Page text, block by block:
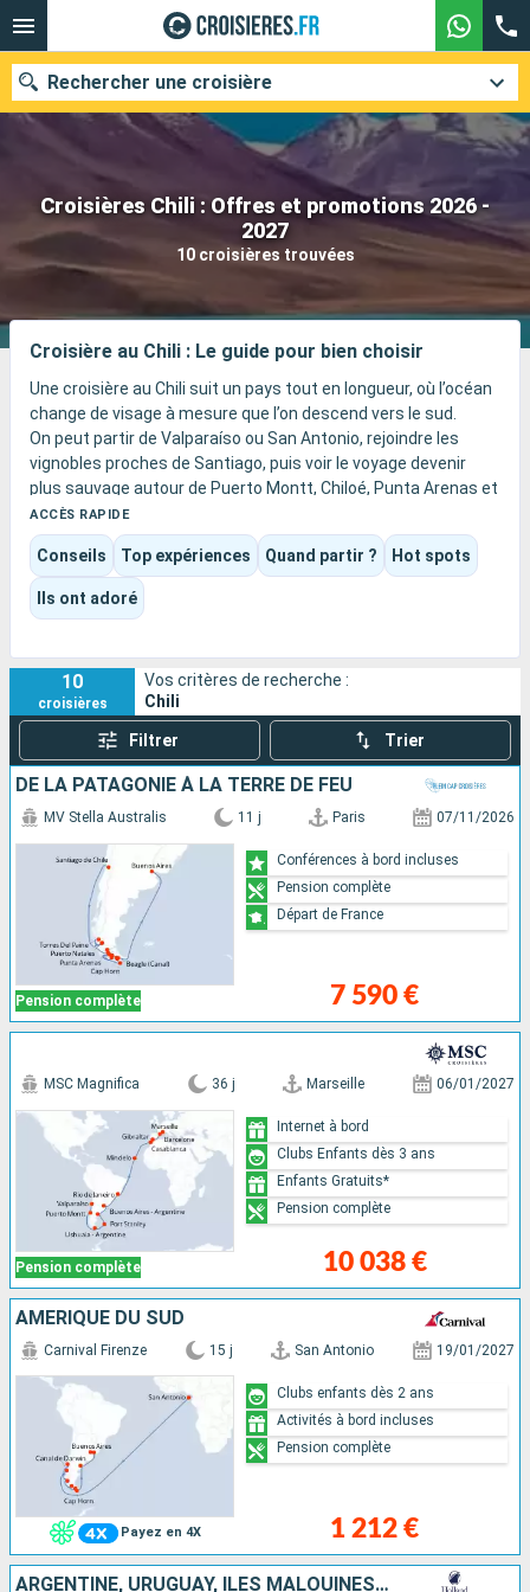
Croisières Chili : Offres et promotions 2026 -
2027
10 croisières trouvées
Rechercher une croisière
Nos destinations
Mois de départ
Ports Compagnies
Rechercher
Croisière au Chili : Le guide pour bien choisir
Une croisière au Chili suit un pays tout en longueur, où l’océan
change de visage à mesure que l’on descend vers le sud.
On peut partir de Valparaíso ou San Antonio, rejoindre les
vignobles proches de Santiago, puis voir le voyage devenir
plus sauvage autour de Puerto Montt, Chiloé, Punta Arenas et
des fjords de Patagonie.
Entre ports colorés, lacs, volcans, glaciers, canaux australs et
longues navigations face aux montagnes, le Chili offre une
croisière de grands paysages, plus contemplative que
balnéaire, avec une vraie impression de bout du monde.
ACCÈS RAPIDE
Conseils Top expériences Quand partir ? Hot spots
Ils ont adoré
10
croisières
Vos critères de recherche :
Chili
Filtrer Trier
DE LA PATAGONIE À LA TERRE DE FEU
Pension complète
MV Stella Australis 11 j Paris 07/11/2026
7 590 €
Conférences à bord incluses
Pension complète
Départ de France
Pension complète
MSC Magnifica 36 j Marseille 06/01/2027
10 038 €
Internet à bord
Clubs Enfants dès 3 ans
Enfants Gratuits*
Pension complète
AMÉRIQUE DU SUD
Payez en 4X
Carnival Firenze 15 j San Antonio 19/01/2027
1 212 €
Clubs enfants dès 2 ans
Activités à bord incluses
Pension complète
ARGENTINE, URUGUAY, ÎLES MALOUINES, CHILI